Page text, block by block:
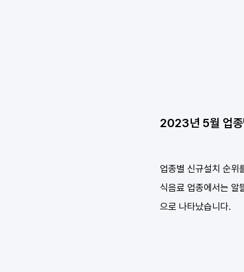
2023년 5월 업종
업종별 신규설치 순위
식음료 업종에서는
으로 나타났습니다.